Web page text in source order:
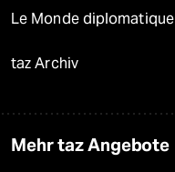
Le Monde diplomatique
taz Archiv
Mehr taz Angebote